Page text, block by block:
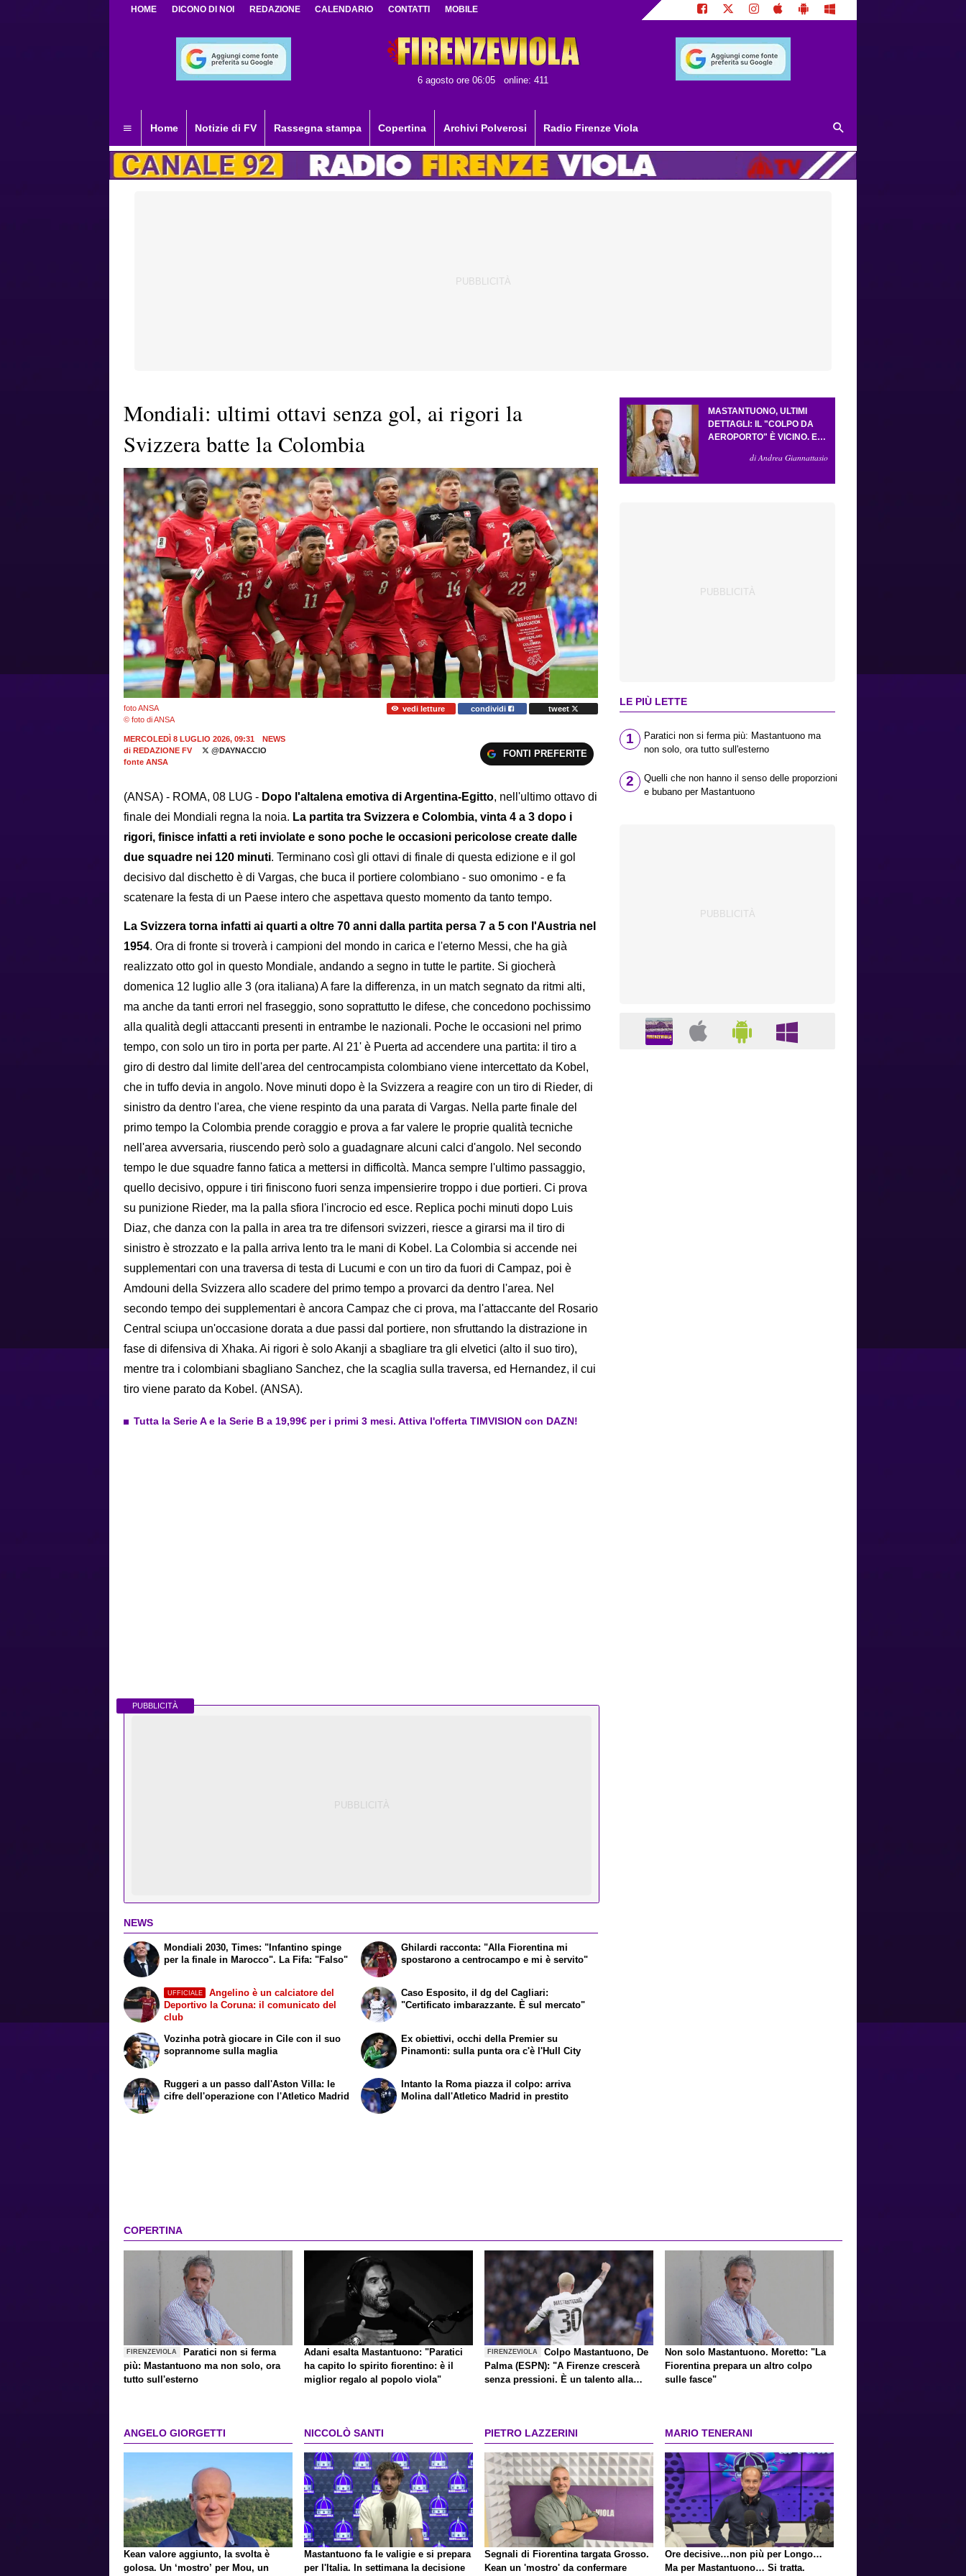
HOME DICONO DI NOI REDAZIONE CALENDARIO CONTATTI MOBILE
6 agosto ore 06:05 online: 411
Home Notizie di FV Rassegna stampa Copertina Archivi Polverosi Radio Firenze Viola
Mondiali: ultimi ottavi senza gol, ai rigori la
Svizzera batte la Colombia
foto ANSA
© foto di ANSA
vedi letture condividi tweet
MERCOLEDÌ 8 LUGLIO 2026, 09:31
NEWS
di REDAZIONE FV
@DAYNACCIO
fonte ANSA
FONTI PREFERITE
(ANSA) - ROMA, 08 LUG - Dopo l'altalena emotiva di Argentina-Egitto, nell'ultimo ottavo di
finale dei Mondiali regna la noia. La partita tra Svizzera e Colombia, vinta 4 a 3 dopo i
rigori, finisce infatti a reti inviolate e sono poche le occasioni pericolose create dalle
due squadre nei 120 minuti. Terminano così gli ottavi di finale di questa edizione e il gol
decisivo dal dischetto è di Vargas, che buca il portiere colombiano - suo omonimo - e fa
scatenare la festa di un Paese intero che aspettava questo momento da tanto tempo.
La Svizzera torna infatti ai quarti a oltre 70 anni dalla partita persa 7 a 5 con l'Austria nel
1954. Ora di fronte si troverà i campioni del mondo in carica e l'eterno Messi, che ha già
realizzato otto gol in questo Mondiale, andando a segno in tutte le partite. Si giocherà
domenica 12 luglio alle 3 (ora italiana) A fare la differenza, in un match segnato da ritmi alti,
ma anche da tanti errori nel fraseggio, sono soprattutto le difese, che concedono pochissimo
alla qualità degli attaccanti presenti in entrambe le nazionali. Poche le occasioni nel primo
tempo, con solo un tiro in porta per parte. Al 21' è Puerta ad accendere una partita: il tiro a
giro di destro dal limite dell'area del centrocampista colombiano viene intercettato da Kobel,
che in tuffo devia in angolo. Nove minuti dopo è la Svizzera a reagire con un tiro di Rieder, di
sinistro da dentro l'area, che viene respinto da una parata di Vargas. Nella parte finale del
primo tempo la Colombia prende coraggio e prova a far valere le proprie qualità tecniche
nell'area avversaria, riuscendo però solo a guadagnare alcuni calci d'angolo. Nel secondo
tempo le due squadre fanno fatica a mettersi in difficoltà. Manca sempre l'ultimo passaggio,
quello decisivo, oppure i tiri finiscono fuori senza impensierire troppo i due portieri. Ci prova
su punizione Rieder, ma la palla sfiora l'incrocio ed esce. Replica pochi minuti dopo Luis
Diaz, che danza con la palla in area tra tre difensori svizzeri, riesce a girarsi ma il tiro di
sinistro è strozzato e la palla arriva lento tra le mani di Kobel. La Colombia si accende nei
supplementari con una traversa di testa di Lucumi e con un tiro da fuori di Campaz, poi è
Amdouni della Svizzera allo scadere del primo tempo a provarci da dentro l'area. Nel
secondo tempo dei supplementari è ancora Campaz che ci prova, ma l'attaccante del Rosario
Central sciupa un'occasione dorata a due passi dal portiere, non sfruttando la distrazione in
fase di difensiva di Xhaka. Ai rigori è solo Akanji a sbagliare tra gli elvetici (alto il suo tiro),
mentre tra i colombiani sbagliano Sanchez, che la scaglia sulla traversa, ed Hernandez, il cui
tiro viene parato da Kobel. (ANSA).
Tutta la Serie A e la Serie B a 19,99€ per i primi 3 mesi. Attiva l'offerta TIMVISION con DAZN!
PUBBLICITÀ
NEWS
Mondiali 2030, Times: "Infantino spinge
per la finale in Marocco". La Fifa: "Falso"
UFFICIALE
Angelino è un calciatore del
Deportivo la Coruna: il comunicato del
club
Ghilardi racconta: "Alla Fiorentina mi
spostarono a centrocampo e mi è servito"
Caso Esposito, il dg del Cagliari:
"Certificato imbarazzante. È sul mercato"
Vozinha potrà giocare in Cile con il suo
soprannome sulla maglia
Ruggeri a un passo dall'Aston Villa: le
cifre dell'operazione con l'Atletico Madrid
Ex obiettivi, occhi della Premier su
Pinamonti: sulla punta ora c'è l'Hull City
Intanto la Roma piazza il colpo: arriva
Molina dall'Atletico Madrid in prestito
MASTANTUONO, ULTIMI
DETTAGLI: IL "COLPO DA
AEROPORTO" È VICINO. E
COSÌ. GUDMUNDSSON HA
di Andrea Giannattasio
LE PIÙ LETTE
1
Paratici non si ferma più: Mastantuono ma
non solo, ora tutto sull'esterno
2
Quelli che non hanno il senso delle proporzioni
e bubano per Mastantuono
COPERTINA
FIRENZEVIOLA
Paratici non si ferma
più: Mastantuono ma non solo, ora
tutto sull'esterno
Adani esalta Mastantuono: "Paratici
ha capito lo spirito fiorentino: è il
miglior regalo al popolo viola"
FIRENZEVIOLA
Colpo Mastantuono, De
Palma (ESPN): "A Firenze crescerà
senza pressioni. È un talento alla
Non solo Mastantuono. Moretto: "La
Fiorentina prepara un altro colpo
sulle fasce"
ANGELO GIORGETTI
Kean valore aggiunto, la svolta è
golosa. Un ‘mostro’ per Mou, un
NICCOLÒ SANTI
Mastantuono fa le valigie e si prepara
per l'Italia. In settimana la decisione
PIETRO LAZZERINI
Segnali di Fiorentina targata Grosso.
Kean un 'mostro' da confermare
MARIO TENERANI
Ore decisive…non più per Longo…
Ma per Mastantuono… Si tratta.